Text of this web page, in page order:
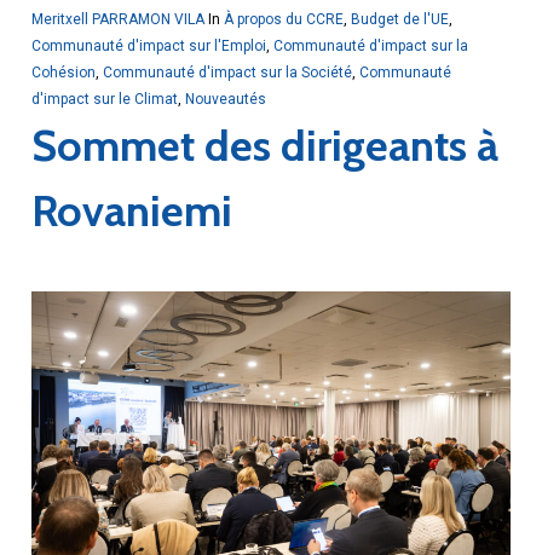
Meritxell PARRAMON VILA In À propos du CCRE, Budget de l'UE,
Communauté d'impact sur l'Emploi Communauté d'impact sur la
Cohésion Communauté d'impact sur la Société, Communauté
d'impact sur le Climat, Nouveautés
Sommet des dirigeants à
Rovaniemi